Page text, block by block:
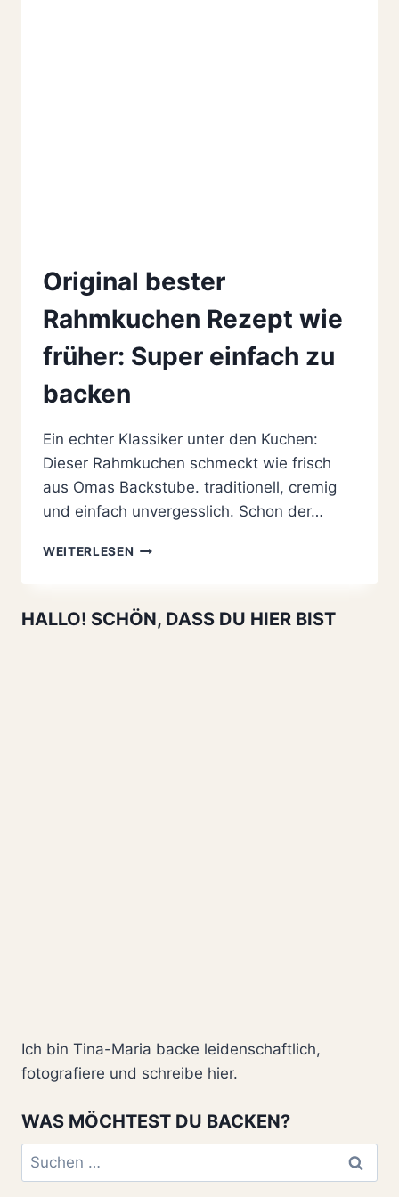
Original bester
Rahmkuchen Rezept wie
früher: Super einfach zu
backen
Ein echter Klassiker unter den Kuchen:
Dieser Rahmkuchen schmeckt wie frisch
aus Omas Backstube. traditionell, cremig
und einfach unvergesslich. Schon der…
WEITERLESEN ORIGINAL
WIE
HALLO! SCHÖN, DASS DU HIER BIST
Ich bin Tina-Maria backe leidenschaftlich,
fotografiere und schreibe hier.
WAS MÖCHTEST DU BACKEN?
Suchen
nach: